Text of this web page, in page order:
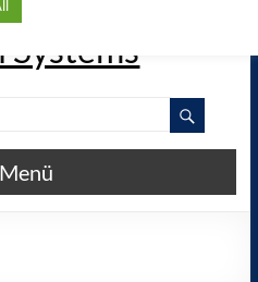
Electronic
Menü